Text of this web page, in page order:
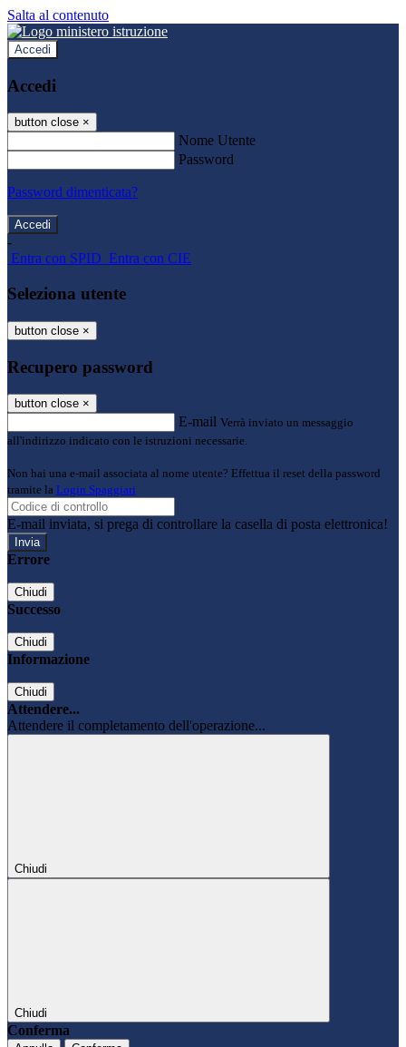
Salta al contenuto
Accedi
Accedi
button close ×
Nome Utente
Password
Password dimenticata?
-
Entra con SPID Entra con CIE
Seleziona utente
button close ×
Recupero password
button close ×
E-mail Verrà inviato un messaggio
all'indirizzo indicato con le istruzioni necessarie.
Non hai una e-mail associata al nome utente? Effettua il reset della password
tramite la Login Spaggiari
E-mail inviata, si prega di controllare la casella di posta elettronica!
Errore
Chiudi
Successo
Chiudi
Informazione
Chiudi
Attendere...
Attendere il completamento dell'operazione...
Chiudi
Chiudi
Conferma